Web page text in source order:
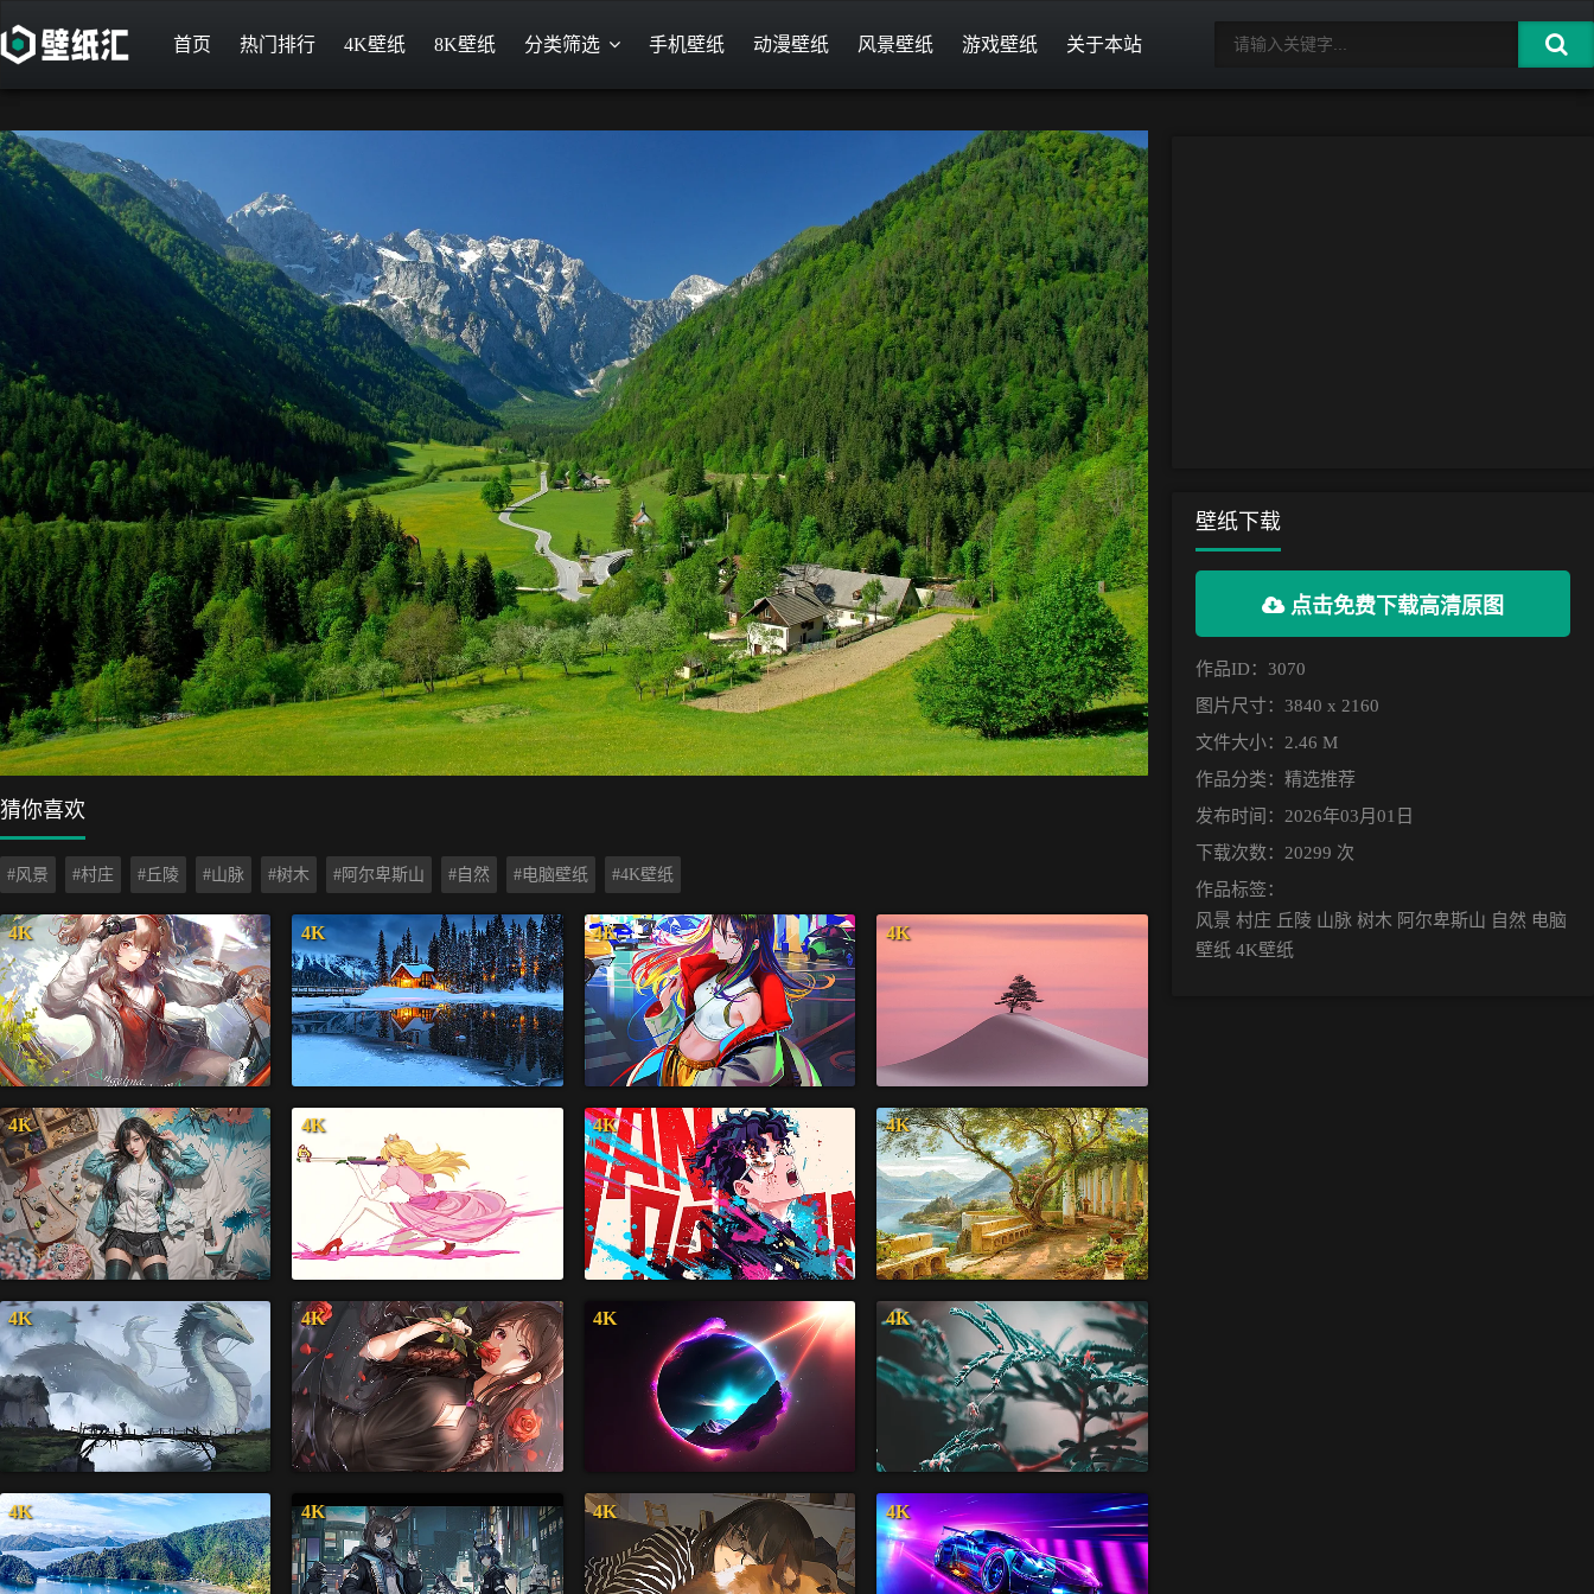
首页 热门排行 4K壁纸 8K壁纸 分类筛选 手机壁纸 动漫壁纸 风景壁纸 游戏壁纸 关于本站
猜你喜欢
#风景 #村庄 #丘陵 #山脉 #树木 #阿尔卑斯山 #自然 #电脑壁纸 #4K壁纸
4K 4K 4K 4K
4K 4K 4K 4K
4K 4K 4K 4K
4K 4K 4K 4K
壁纸下载
点击免费下载高清原图
作品ID：3070
图片尺寸：3840 x 2160
文件大小：2.46 M
作品分类： 精选推荐
发布时间：2026年03月01日
下载次数：20299 次
作品标签：
风景 村庄 丘陵 山脉 树木 阿尔卑斯山 自然 电脑
壁纸 4K壁纸